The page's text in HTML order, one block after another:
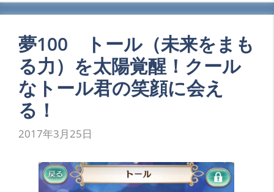
夢100 トール（未来をまも
る力）を太陽覚醒！クール
なトール君の笑顔に会え
る！
2017年3月25日